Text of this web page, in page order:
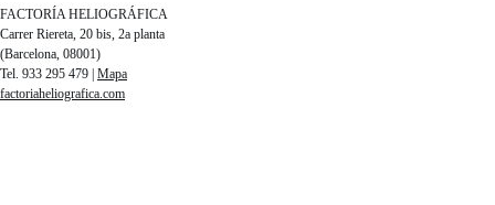
FACTORÍA HELIOGRÁFICA
Carrer Riereta, 20 bis, 2a planta
(Barcelona, 08001)
Tel. 933 295 479 | Mapa
factoriaheliografica.com